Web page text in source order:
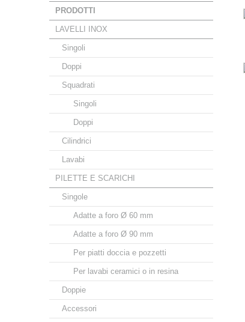
PRODOTTI
LAVELLI INOX
Singoli
Doppi
Squadrati
Singoli
Doppi
Cilindrici
Lavabi
PILETTE E SCARICHI
Singole
Adatte a foro Ø 60 mm
Adatte a foro Ø 90 mm
Per piatti doccia e pozzetti
Per lavabi ceramici o in resina
Doppie
Accessori